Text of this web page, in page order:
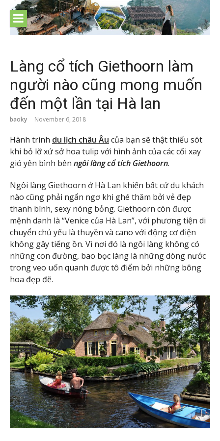
content
Làng cổ tích Giethoorn làm
người nào cũng mong muốn
đến một lần tại Hà lan
baoky November 6, 2018
Hành trình du lịch châu Âu của bạn sẽ thật thiếu sót
khi bỏ lỡ xứ sở hoa tulip với hình ảnh của các cối xay
gió yên bình bên ngôi làng cổ tích Giethoorn.
Ngôi làng Giethoorn ở Hà Lan khiến bất cứ du khách
nào cũng phải ngẩn ngơ khi ghé thăm bởi vẻ đẹp
thanh bình, sexy nóng bỏng. Giethoorn còn được
mệnh danh là “Venice của Hà Lan”, với phương tiện di
chuyển chủ yếu là thuyền và cano với động cơ điện
không gây tiếng ồn. Vì nơi đó là ngôi làng không có
những con đường, bao bọc làng là những dòng nước
trong veo uốn quanh được tô điểm bởi những bông
hoa đẹp đẽ.